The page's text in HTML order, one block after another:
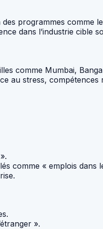
programmes comme
dans l’industrie cible
comme Mumbai,
au stress,
comme « emplois dans
».